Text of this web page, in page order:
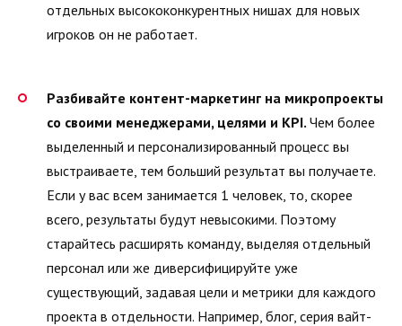
отдельных высококонкурентных нишах для новых
игроков он не работает.
Разбивайте контент-маркетинг на микропроекты
со своими менеджерами, целями и KPI. Чем более
выделенный и персонализированный процесс вы
выстраиваете, тем больший результат вы получаете.
Если у вас всем занимается 1 человек, то, скорее
всего, результаты будут невысокими. Поэтому
старайтесь расширять команду, выделяя отдельный
персонал или же диверсифицируйте уже
существующий, задавая цели и метрики для каждого
проекта в отдельности. Например, блог, серия вайт-